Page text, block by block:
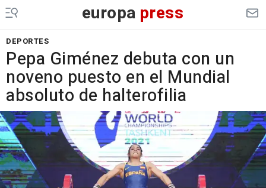
europa press
DEPORTES
Pepa Giménez debuta con un
noveno puesto en el Mundial
absoluto de halterofilia